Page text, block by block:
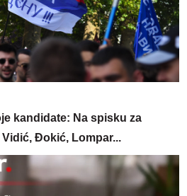
kandidate: Na spisku za
Đokić, Lompar...